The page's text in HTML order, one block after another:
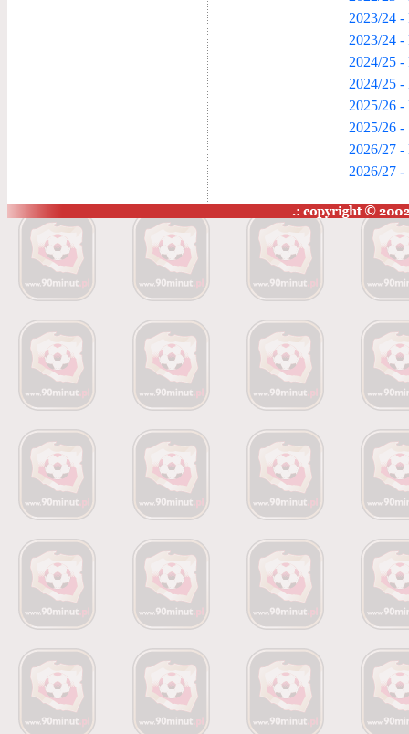
2023/24 -
2023/24 -
2024/25 -
2024/25 -
2025/26 -
2025/26 -
2026/27 -
2026/27 -